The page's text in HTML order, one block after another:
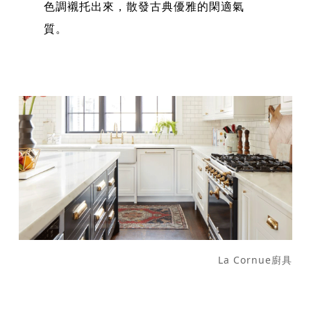
色調襯托出來，散發古典優雅的閑適氣
質。
La Cornue廚具